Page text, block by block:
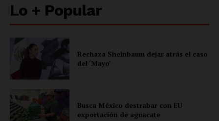
Lo + Popular
Rechaza Sheinbaum dejar atrás el caso
del ‘Mayo’
Busca México destrabar con EU
exportación de aguacate